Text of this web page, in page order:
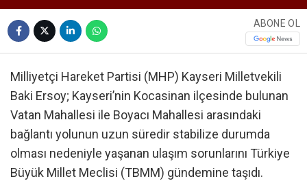
ABONE OL
Milliyetçi Hareket Partisi (MHP) Kayseri Milletvekili
Baki Ersoy; Kayseri’nin Kocasinan ilçesinde bulunan
Vatan Mahallesi ile Boyacı Mahallesi arasındaki
bağlantı yolunun uzun süredir stabilize durumda
olması nedeniyle yaşanan ulaşım sorunlarını Türkiye
Büyük Millet Meclisi (TBMM) gündemine taşıdı.